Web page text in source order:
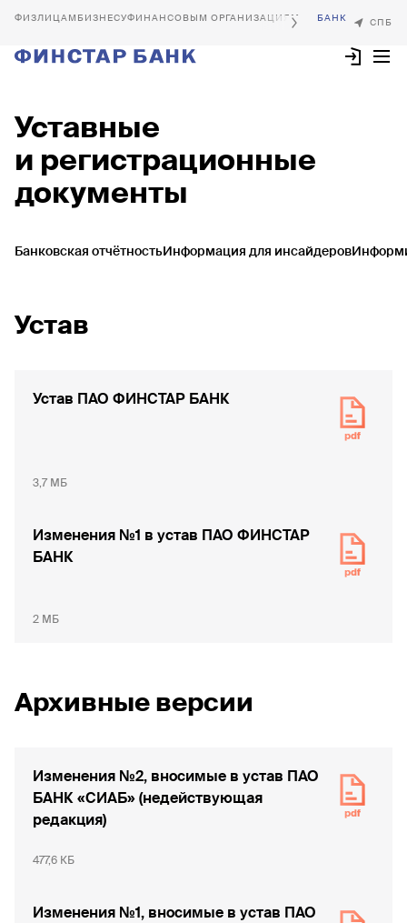
БИЗНЕСУФИНАНСОВЫМ ОРГАНИЗАЦИЯМ
Уставные
и регистрационные
документы
Банковская отчётностьИнформация для инсайдеров
Устав
Устав ПАО ФИНСТАР БАНК
3,7 МБ
Изменения №1 в устав ПАО ФИНСТАР
БАНК
2 МБ
Архивные версии
Изменения №2, вносимые в устав ПАО
БАНК «СИАБ» (недействующая
редакция)
477,6 КБ
Изменения №1, вносимые в устав ПАО